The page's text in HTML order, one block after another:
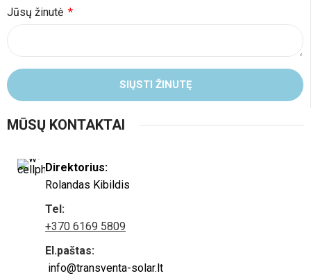
Jūsų žinutė
SIŲSTI ŽINUTĘ
MŪSŲ KONTAKTAI
Direktorius:
Rolandas Kibildis
Tel:
+370 6169 5809
El.paštas:
info@transventa-solar.lt